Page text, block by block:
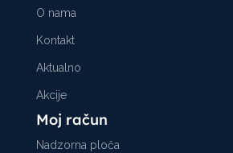
O nama
Kontakt
Aktualno
Akcije
Moj račun
Nadzorna ploča